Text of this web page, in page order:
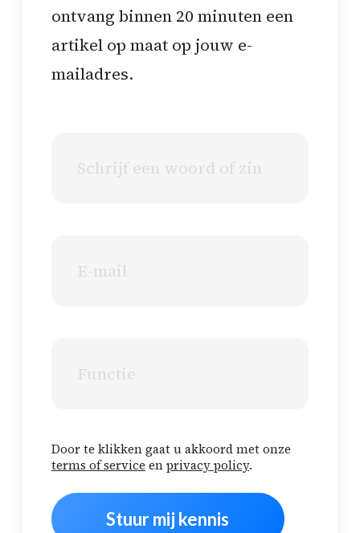
ontvang binnen 20 minuten een
artikel op maat op jouw e-
mailadres.
content
title
Door te klikken gaat u akkoord met onze
terms of service enprivacy policy.